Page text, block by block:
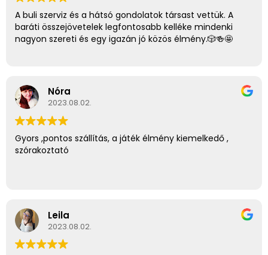
A buli szerviz és a hátsó gondolatok társast vettük. A
baráti összejövetelek legfontosabb kelléke mindenki
nagyon szereti és egy igazán jó közös élmény.🎲🍻🤩
Nóra
2023.08.02.
Gyors ,pontos szállítás, a játék élmény kiemelkedő ,
szórakoztató
Leila
2023.08.02.